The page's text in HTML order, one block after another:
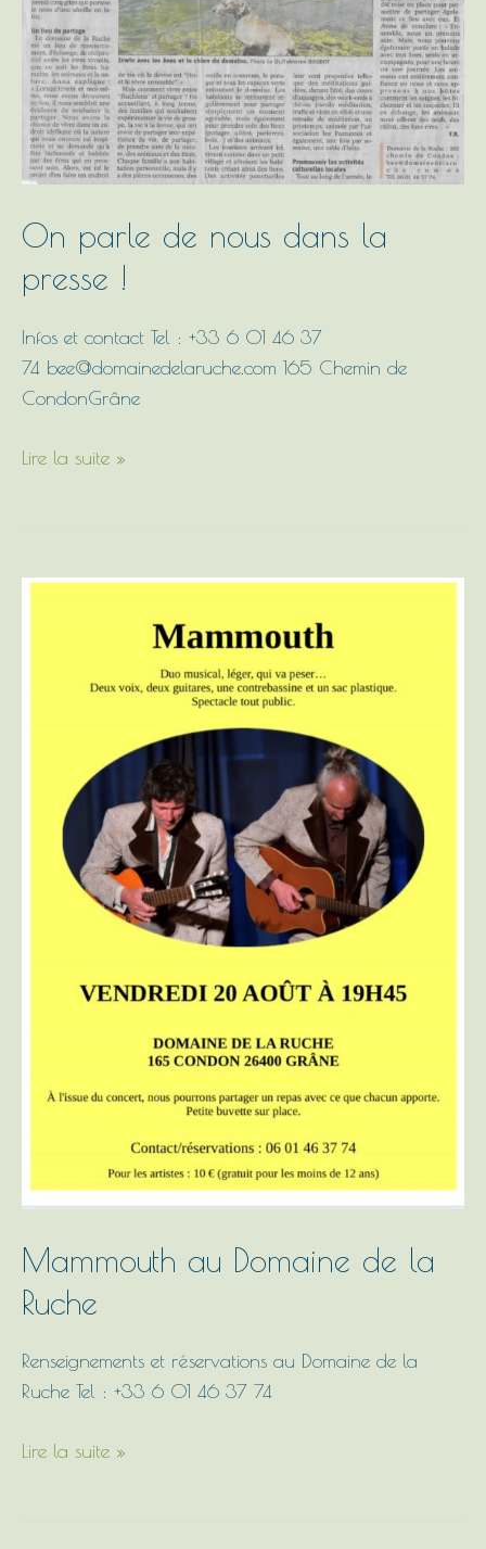
On parle de nous dans la
presse !
Infos et contact Tel : +33 6 01 46 37
74 bee@domainedelaruche.com 165 Chemin de
CondonGrâne
Lire la suite »
Mammouth au Domaine de la
Ruche
Renseignements et réservations au Domaine de la
Ruche Tel : +33 6 01 46 37 74
Mammouth
Lire la suite »